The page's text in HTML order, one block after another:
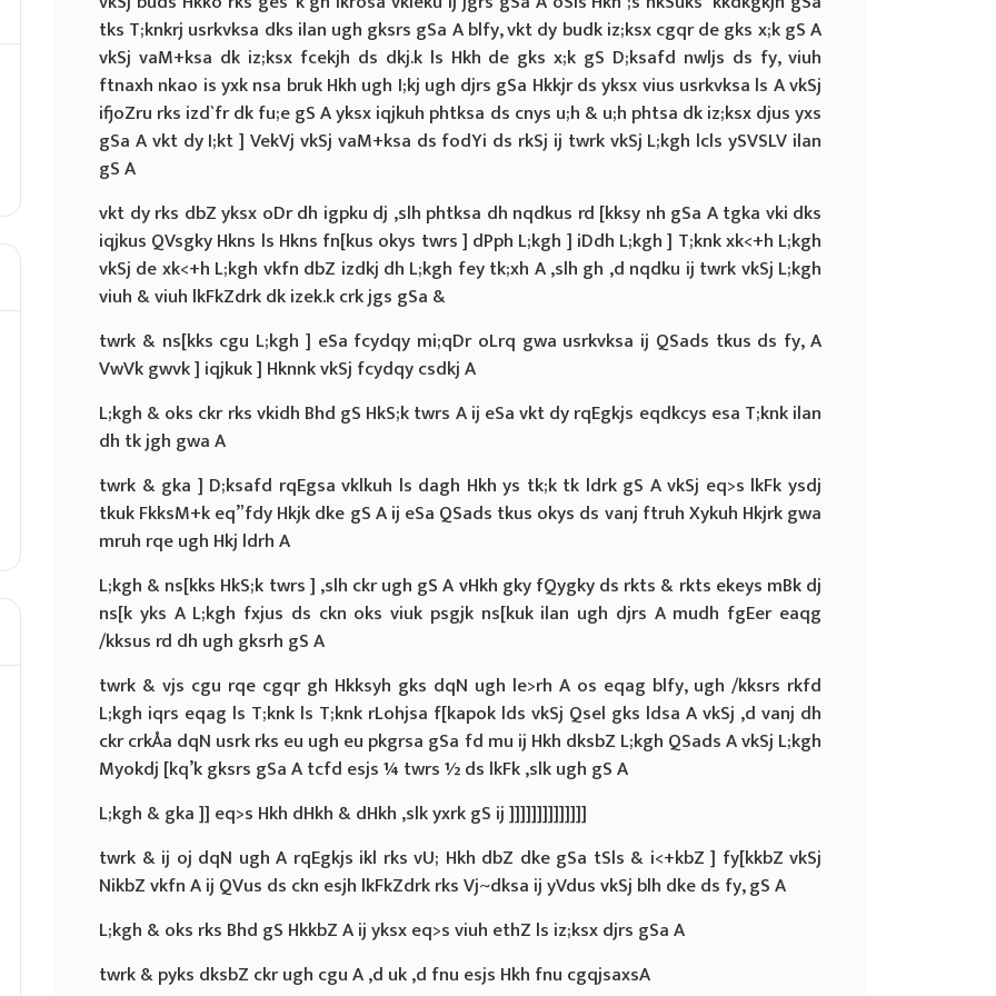
tks T;knkrj usrkvksa dks ilan ugh gksrs gSa A blfy, vkt dy budk iz;ksx cgqr de gks x;k gS A
vkSj vaM+ksa dk iz;ksx fcekjh ds dkj.k ls Hkh de gks x;k gS D;ksafd nwljs ds fy, viuh
ftnaxh nkao is yxk nsa bruk Hkh ugh I;kj ugh djrs gSa Hkkjr ds yksx vius usrkvksa ls A vkSj
ifjoZru rks izd`fr dk fu;e gS A yksx iqjkuh phtksa ds cnys u;h & u;h phtsa dk iz;ksx djus yxs
gSa A vkt dy I;kt ] VekVj vkSj vaM+ksa ds fodYi ds rkSj ij twrk vkSj L;kgh lcls ySVSLV ilan
gS A
vkt dy rks dbZ yksx oDr dh igpku dj ,slh phtksa dh nqdkus rd [kksy nh gSa A tgka vki dks
iqjkus QVsgky Hkns ls Hkns fn[kus okys twrs ] dPph L;kgh ] iDdh L;kgh ] T;knk xk<+h L;kgh
vkSj de xk<+h L;kgh vkfn dbZ izdkj dh L;kgh fey tk;xh A ,slh gh ,d nqdku ij twrk vkSj L;kgh
viuh & viuh lkFkZdrk dk izek.k crk jgs gSa &
twrk & ns[kks cgu L;kgh ] eSa fcydqy mi;qDr oLrq gwa usrkvksa ij QSads tkus ds fy, A
VwVk gwvk ] iqjkuk ] Hknnk vkSj fcydqy csdkj A
L;kgh & oks ckr rks vkidh Bhd gS HkS;k twrs A ij eSa vkt dy rqEgkjs eqdkcys esa T;knk ilan
dh tk jgh gwa A
twrk & gka ] D;ksafd rqEgsa vklkuh ls dagh Hkh ys tk;k tk ldrk gS A vkSj eq>s lkFk ysdj
tkuk FkksM+k eq”fdy Hkjk dke gS A ij eSa QSads tkus okys ds vanj ftruh Xykuh Hkjrk gwa
mruh rqe ugh Hkj ldrh A
L;kgh & ns[kks HkS;k twrs ] ,slh ckr ugh gS A vHkh gky fQygky ds rkts & rkts ekeys mBk dj
ns[k yks A L;kgh fxjus ds ckn oks viuk psgjk ns[kuk ilan ugh djrs A mudh fgEer eaqg
/kksus rd dh ugh gksrh gS A
twrk & vjs cgu rqe cgqr gh Hkksyh gks dqN ugh le>rh A os eqag blfy, ugh /kksrs rkfd
L;kgh iqrs eqag ls T;knk ls T;knk rLohjsa f[kapok lds vkSj Qsel gks ldsa A vkSj ,d vanj dh
ckr crkÅa dqN usrk rks eu ugh eu pkgrsa gSa fd mu ij Hkh dksbZ L;kgh QSads A vkSj L;kgh
Myokdj [kq’k gksrs gSa A tcfd esjs ¼ twrs ½ ds lkFk ,slk ugh gS A
L;kgh & gka ]] eq>s Hkh dHkh & dHkh ,slk yxrk gS ij ]]]]]]]]]]]]]]
twrk & ij oj dqN ugh A rqEgkjs ikl rks vU; Hkh dbZ dke gSa tSls & i<+kbZ ] fy[kkbZ vkSj
NikbZ vkfn A ij QVus ds ckn esjh lkFkZdrk rks Vj~dksa ij yVdus vkSj blh dke ds fy, gS A
L;kgh & oks rks Bhd gS HkkbZ A ij yksx eq>s viuh ethZ ls iz;ksx djrs gSa A
twrk & pyks dksbZ ckr ugh cgu A ,d uk ,d fnu esjs Hkh fnu cgqjsaxsA